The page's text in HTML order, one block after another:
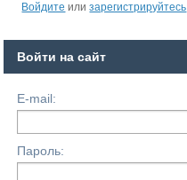
Войдите илизарегистрируйтесь
Войти на сайт
E-mail:
Пароль: